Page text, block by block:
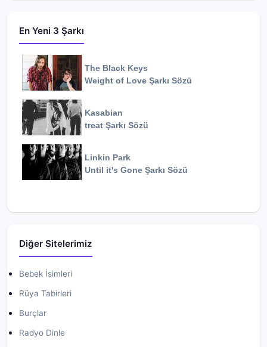
En Yeni 3 Şarkı
The Black Keys
Weight of Love Şarkı Sözü
Kasabian
treat Şarkı Sözü
Linkin Park
Until it's Gone Şarkı Sözü
Diğer Sitelerimiz
Bebek İsimleri
Rüya Tabirleri
Burçlar
Radyo Dinle